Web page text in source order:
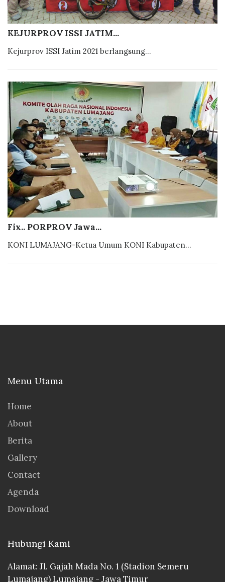
KEJURPROV ISSI JATIM...
Kejurprov ISSI Jatim 2021 berlangsung...
Fix.. PORPROV Jawa...
KONI LUMAJANG-Ketua Umum KONI Kabupaten...
Menu Utama
Home
About
Berita
Gallery
Contact
Agenda
Download
Hubungi Kami
Alamat: Jl. Gajah Mada No. 1 (Stadion Semeru
Lumajang) Lumajang - Jawa Timur